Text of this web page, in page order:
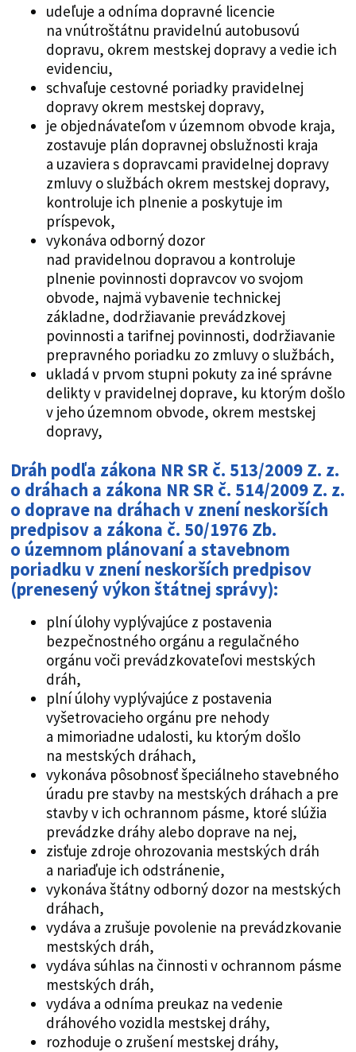
udeľuje a odníma dopravné licencie
na vnútroštátnu pravidelnú autobusovú
dopravu, okrem mestskej dopravy a vedie ich
evidenciu,
schvaľuje cestovné poriadky pravidelnej
dopravy okrem mestskej dopravy,
je objednávateľom v územnom obvode kraja,
zostavuje plán dopravnej obslužnosti kraja
a uzaviera s dopravcami pravidelnej dopravy
zmluvy o službách okrem mestskej dopravy,
kontroluje ich plnenie a poskytuje im
príspevok,
vykonáva odborný dozor
nad pravidelnou dopravou a kontroluje
plnenie povinnosti dopravcov vo svojom
obvode, najmä vybavenie technickej
základne, dodržiavanie prevádzkovej
povinnosti a tarifnej povinnosti, dodržiavanie
prepravného poriadku zo zmluvy o službách,
ukladá v prvom stupni pokuty za iné správne
delikty v pravidelnej doprave, ku ktorým došlo
v jeho územnom obvode, okrem mestskej
dopravy,
Dráh podľa zákona NR SR č. 513/2009 Z. z.
o dráhach a zákona NR SR č. 514/2009 Z. z.
o doprave na dráhach v znení neskorších
predpisov a zákona č. 50/1976 Zb.
o územnom plánovaní a stavebnom
poriadku v znení neskorších predpisov
(prenesený výkon štátnej správy):
plní úlohy vyplývajúce z postavenia
bezpečnostného orgánu a regulačného
orgánu voči prevádzkovateľovi mestských
dráh,
plní úlohy vyplývajúce z postavenia
vyšetrovacieho orgánu pre nehody
a mimoriadne udalosti, ku ktorým došlo
na mestských dráhach,
vykonáva pôsobnosť špeciálneho stavebného
úradu pre stavby na mestských dráhach a pre
stavby v ich ochrannom pásme, ktoré slúžia
prevádzke dráhy alebo doprave na nej,
zisťuje zdroje ohrozovania mestských dráh
a nariaďuje ich odstránenie,
vykonáva štátny odborný dozor na mestských
dráhach,
vydáva a zrušuje povolenie na prevádzkovanie
mestských dráh,
vydáva súhlas na činnosti v ochrannom pásme
mestských dráh,
vydáva a odníma preukaz na vedenie
dráhového vozidla mestskej dráhy,
rozhoduje o zrušení mestskej dráhy,